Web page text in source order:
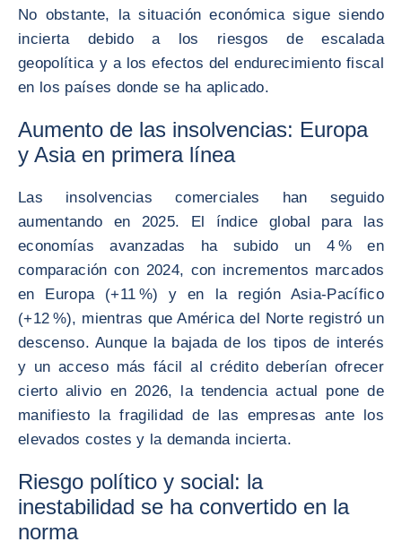
No obstante, la situación económica sigue siendo
incierta debido a los riesgos de escalada
geopolítica y a los efectos del endurecimiento fiscal
en los países donde se ha aplicado.
Aumento de las insolvencias: Europa
y Asia en primera línea
Las insolvencias comerciales han seguido
aumentando en 2025. El índice global para las
economías avanzadas ha subido un 4 % en
comparación con 2024, con incrementos marcados
en Europa (+11 %) y en la región Asia-Pacífico
(+12 %), mientras que América del Norte registró un
descenso. Aunque la bajada de los tipos de interés
y un acceso más fácil al crédito deberían ofrecer
cierto alivio en 2026, la tendencia actual pone de
manifiesto la fragilidad de las empresas ante los
elevados costes y la demanda incierta.
Riesgo político y social: la
inestabilidad se ha convertido en la
norma